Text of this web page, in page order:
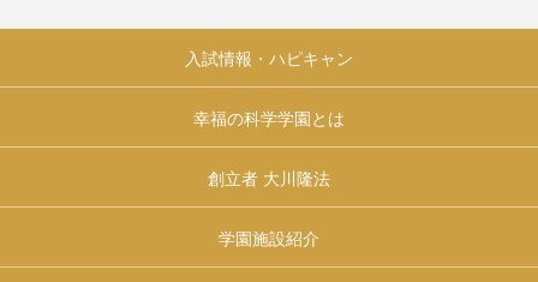
入試情報・ハピキャン
幸福の科学学園とは
創立者 大川隆法
学園施設紹介